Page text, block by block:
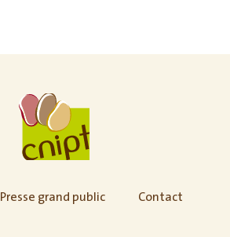
Presse grand public Contact